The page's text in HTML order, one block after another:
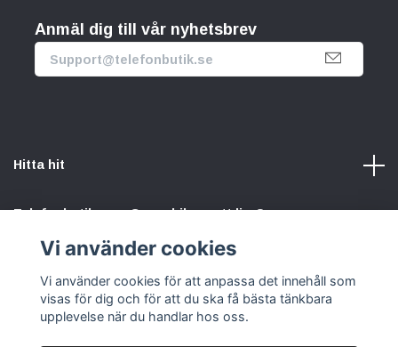
Anmäl dig till vår nyhetsbrev
Hitta hit
Telefonbutik.se – Ge mobilen nytt liv. Spara pengar.
Sociala medier
Vi använder cookies
Vi använder cookies för att anpassa det innehåll som
visas för dig och för att du ska få bästa tänkbara
upplevelse när du handlar hos oss.